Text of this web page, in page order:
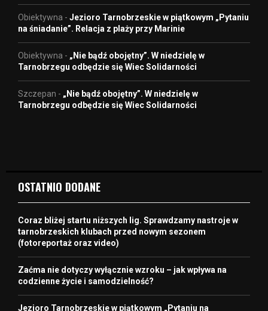
Obiektywna - Jezioro Tarnobrzeskie w piątkowym „Pytaniu
na śniadanie”. Relacja z plaży przy Marinie
Obiektywna - „Nie bądź obojętny”. W niedzielę w
Tarnobrzegu odbędzie się Wiec Solidarności
Szczepan - „Nie bądź obojętny”. W niedzielę w
Tarnobrzegu odbędzie się Wiec Solidarności
OSTATNIO DODANE
Coraz bliżej startu niższych lig. Sprawdzamy nastroje w
tarnobrzeskich klubach przed nowym sezonem
(fotoreportaż oraz video)
Zaćma nie dotyczy wyłącznie wzroku – jak wpływa na
codzienne życie i samodzielność?
Jezioro Tarnobrzeskie w piątkowym „Pytaniu na